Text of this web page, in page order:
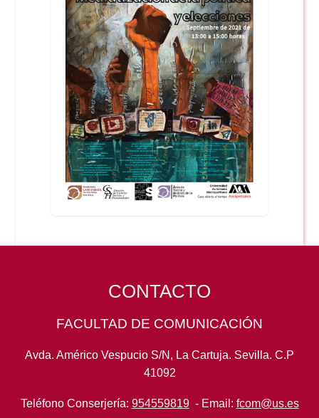
CONTACTO
FACULTAD DE COMUNICACIÓN
Avda. Américo Vespucio S/N, La Cartuja. Sevilla. C.P
41092
Teléfono Conserjería: 954559819- Email: fcom@us.es